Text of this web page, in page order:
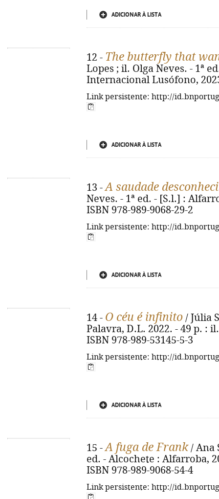
ADICIONAR À LISTA
12 - The butterfly that
Lopes ; il. Olga Neves. - 1ª
Internacional Lusófono,
Link persistente: http://
ADICIONAR À LISTA
13 -A saudade
Neves. - 1ª ed. - [S.l.] :
ISBN 978-989-9068-29-2
Link persistente: http://
ADICIONAR À LISTA
14 - O céu é infinito / Júlia
Palavra, D.L. 2022. - 49 p. :
ISBN 978-989-53145-5-3
Link persistente: http://
ADICIONAR À LISTA
15 -A fuga de Frank/ Ana
ed. - Alcochete : Alfarroba,
ISBN 978-989-9068-54-4
Link persistente: http://